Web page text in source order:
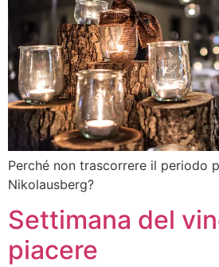
Perché non trascorrere il periodo
Nikolausberg?
Settimana del
piacere